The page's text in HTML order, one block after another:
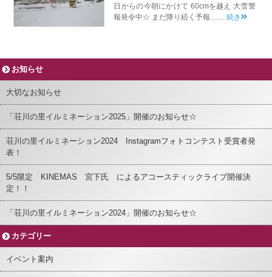
日からの今朝にかけて 60cmを越え 大雪警
報発令中☆ まだ降り続く予報……続き
お知らせ
大切なお知らせ
「荘川の里イルミネーション2025」開催のお知らせ☆
荘川の里イルミネーション2024 Instagramフォトコンテスト受賞者発
表！
5/5限定 KINEMAS 宮下氏 によるアコースティックライブ開催決
定！！
「荘川の里イルミネーション2024」開催のお知らせ☆
カテゴリー
イベント案内